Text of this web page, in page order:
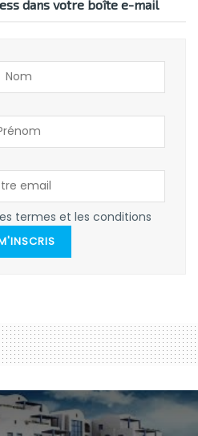
dans votre boîte e-mail
termes et les conditions